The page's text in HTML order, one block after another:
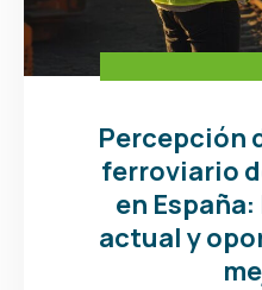
Percepción
ferroviario
en
actual y